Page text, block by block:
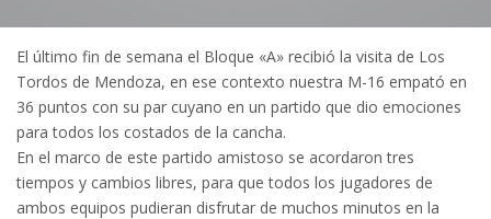
El último fin de semana el Bloque «A» recibió la visita de Los
Tordos de Mendoza, en ese contexto nuestra M-16 empató en
36 puntos con su par cuyano en un partido que dio emociones
para todos los costados de la cancha.
En el marco de este partido amistoso se acordaron tres
tiempos y cambios libres, para que todos los jugadores de
ambos equipos pudieran disfrutar de muchos minutos en la